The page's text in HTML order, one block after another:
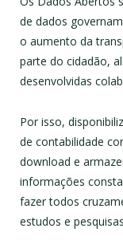
de dados
o aumento da
parte do cidadão,
desenvolvidas
Por isso,
de contabilidade
download e
informações
fazer todos
estudos e